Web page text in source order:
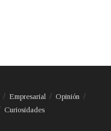
Empresarial
Opinión
Curiosidades